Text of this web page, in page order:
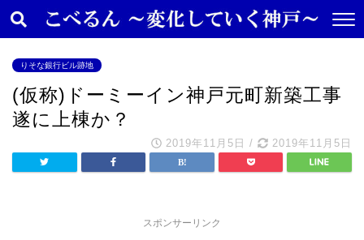
りそな銀行ビル跡地
(仮称)ドーミーイン神戸元町新築工事
遂に上棟か？
2019年11月5日 / 2019年11月5日
スポンサーリンク